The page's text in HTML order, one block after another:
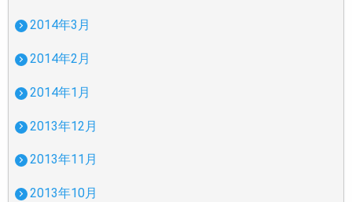
2014年3月
2014年2月
2014年1月
2013年12月
2013年11月
2013年10月